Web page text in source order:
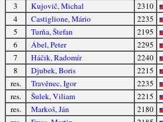
3
Kujovič, Michal 2310
4
Castiglione, Mário 2235
5
Turňa, Štefan 2195
6
Ábel, Peter 2295
7
Háčik, Radomír 2240
8
Djubek, Boris 2215
res.
Travěnec, Igor 2235
res.
Šulek, Viliam 2215
res.
Markoš, Ján
2180